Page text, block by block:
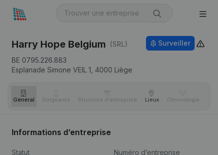
Harry Hope Belgium (SRL)
BE 0795.226.883
Esplanade Simone VEIL 1, 4000 Liège
Surveiller
Général Dirigeants Structure d'entreprise Lieux Chronologie
Informations d’entreprise
Statut
Numéro d’entreprise